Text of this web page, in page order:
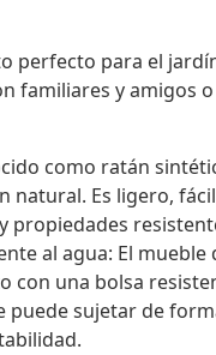
perfecto para el
familiares y amigos
como ratán
Es ligero,
propiedades
al agua: El
con una bolsa
sujetar de